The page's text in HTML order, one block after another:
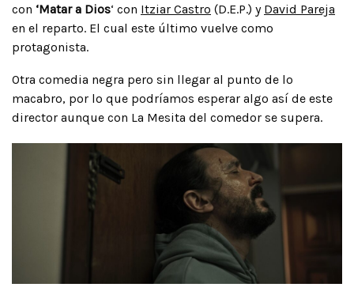
con ‘Matar a Dios‘ con Itziar Castro (D.E.P.) y David Pareja
en el reparto. El cual este último vuelve como
protagonista.
Otra comedia negra pero sin llegar al punto de lo
macabro, por lo que podríamos esperar algo así de este
director aunque con La Mesita del comedor se supera.